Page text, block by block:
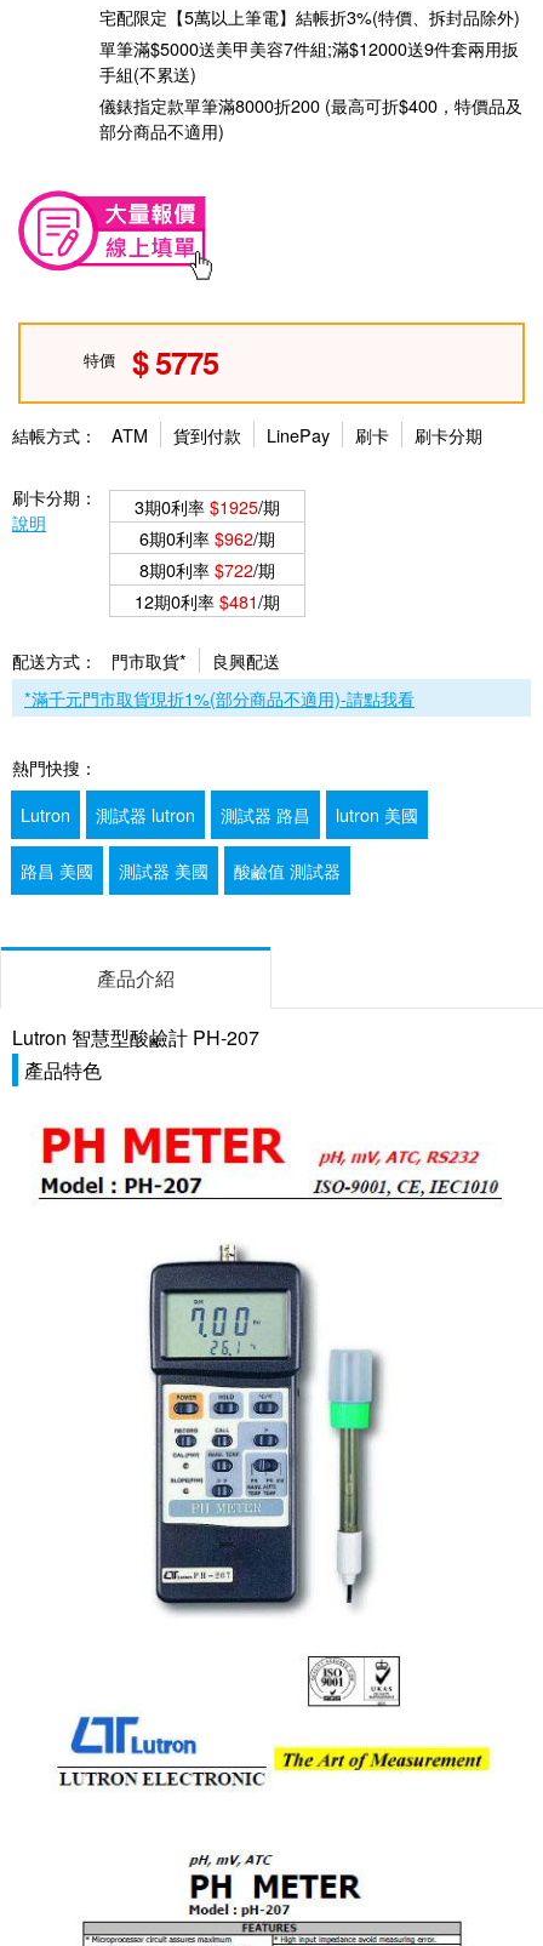
宅配限定【5萬以上筆電】結帳折3%(特價、拆封品除外)
單筆滿$5000送美甲美容7件組;滿$12000送9件套兩用扳
手組(不累送)
儀錶指定款單筆滿8000折200 (最高可折$400，特價品及
部分商品不適用)
特價 5775
結帳方式： ATM 貨到付款 LinePay 刷卡 刷卡分期
刷卡分期：
說明
3期0利率$1925/期
6期0利率$962/期
8期0利率$722/期
12期0利率$481/期
配送方式： 門市取貨*
良興配送
*滿千元門市取貨現折1%(部分商品不適用)-請點我看
熱門快搜：
Lutron
測試器 lutron 測試器 路昌 lutron 美國
路昌 美國 測試器 美國 酸鹼值 測試器
產品介紹
Lutron 智慧型酸鹼計 PH-207
產品特色